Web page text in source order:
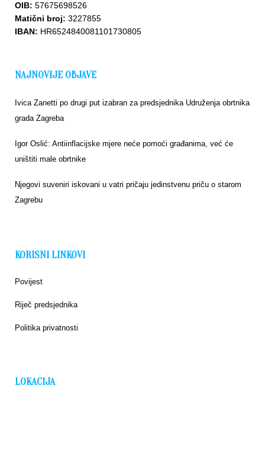
OIB: 57675698526
Matični broj: 3227855
IBAN: HR6524840081101730805
NAJNOVIJE OBJAVE
Ivica Zanetti po drugi put izabran za predsjednika Udruženja obrtnika
grada Zagreba
Igor Oslić: Antiinflacijske mjere neće pomoći građanima, već će
uništiti male obrtnike
Njegovi suveniri iskovani u vatri pričaju jedinstvenu priču o starom
Zagrebu
KORISNI LINKOVI
Povijest
Riječ predsjednika
Politika privatnosti
LOKACIJA